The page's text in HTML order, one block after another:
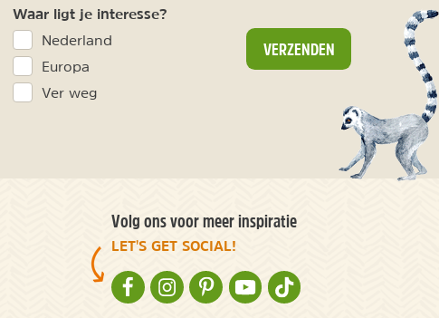
Waar ligt je interesse?
Nederland
Europa
Ver weg
VERZENDEN
Volg ons voor meer inspiratie
LET'S GET SOCIAL!
NATURESCANNER OP FACEBOOK
NATURESCANNER OP INSTAGRAM
NATURESCANNER OP PINTEREST
NATURESCANNER OP YOUTUBE
NATURESCANNER OP